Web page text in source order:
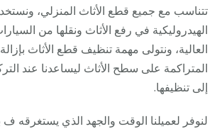
تتناسب مع جميع قطع الأثاث المنزلي،
الهيدروليكية في رفع الأثاث ونقلها من
العالية، ونتولى مهمة تنظيف قطع الأثاث
المتراكمة على سطح الأثاث ليساعدنا عند
إلى تنظيفها.
لنوفر لعميلنا الوقت والجهد الذي يستغرقه ف